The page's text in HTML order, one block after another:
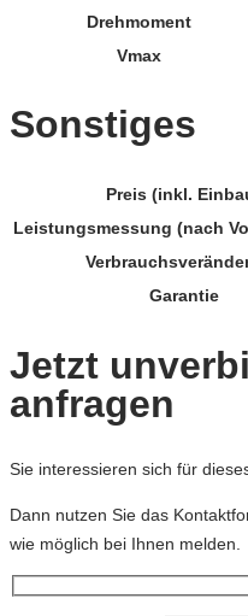
Drehmoment
Vmax
Sonstiges
Preis (inkl.
Leistungsmessung (nach
Garantie
Jetzt
anfragen
Sie interessieren sich für
Dann nutzen Sie das
wie möglich bei Ihnen melden.